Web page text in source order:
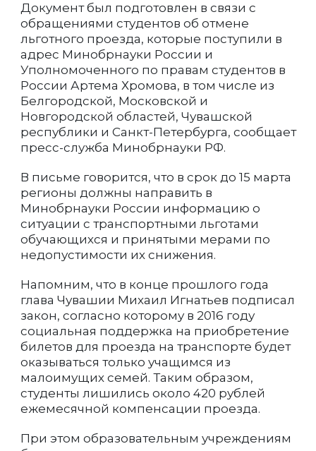
Документ был подготовлен в связи с
обращениями студентов об отмене
льготного проезда, которые поступили в
адрес Минобрнауки России и
Уполномоченного по правам студентов в
России Артема Хромова, в том числе из
Белгородской, Московской и
Новгородской областей, Чувашской
республики и Санкт-Петербурга, сообщает
пресс-служба Минобрнауки РФ.
В письме говорится, что в срок до 15 марта
регионы должны направить в
Минобрнауки России информацию о
ситуации с транспортными льготами
обучающихся и принятыми мерами по
недопустимости их снижения.
Напомним, что в конце прошлого года
глава Чувашии Михаил Игнатьев подписал
закон, согласно которому в 2016 году
социальная поддержка на приобретение
билетов для проезда на транспорте будет
оказываться только учащимся из
малоимущих семей. Таким образом,
студенты лишились около 420 рублей
ежемесячной компенсации проезда.
При этом образовательным учреждениям